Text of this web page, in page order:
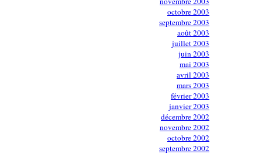
octobre 2003
septembre 2003
août 2003
juillet 2003
juin 2003
mai 2003
avril 2003
mars 2003
février 2003
janvier 2003
décembre 2002
novembre 2002
octobre 2002
septembre 2002